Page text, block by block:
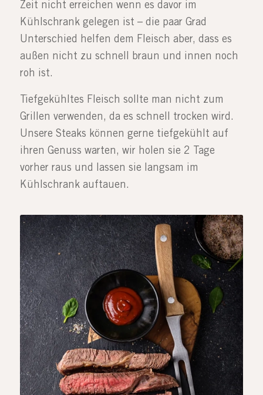
Zeit nicht erreichen wenn es davor im
Kühlschrank gelegen ist – die paar Grad
Unterschied helfen dem Fleisch aber, dass es
außen nicht zu schnell braun und innen noch
roh ist.
Tiefgekühltes Fleisch sollte man nicht zum
Grillen verwenden, da es schnell trocken wird.
Unsere Steaks können gerne tiefgekühlt auf
ihren Genuss warten, wir holen sie 2 Tage
vorher raus und lassen sie langsam im
Kühlschrank auftauen.